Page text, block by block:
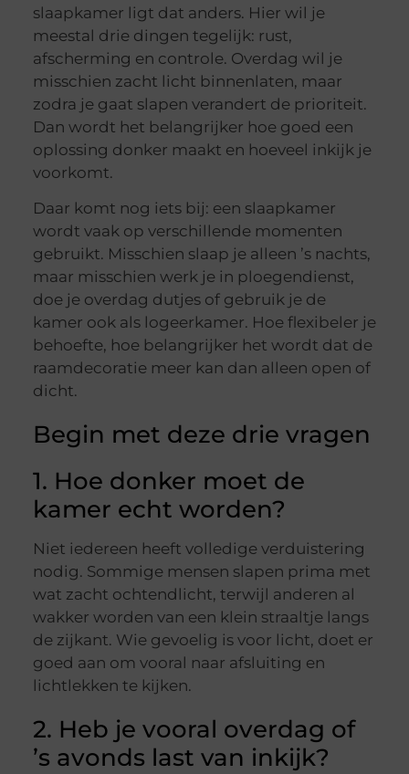
slaapkamer ligt dat anders. Hier wil je
meestal drie dingen tegelijk: rust,
afscherming en controle. Overdag wil je
misschien zacht licht binnenlaten, maar
zodra je gaat slapen verandert de prioriteit.
Dan wordt het belangrijker hoe goed een
oplossing donker maakt en hoeveel inkijk je
voorkomt.
Daar komt nog iets bij: een slaapkamer
wordt vaak op verschillende momenten
gebruikt. Misschien slaap je alleen ’s nachts,
maar misschien werk je in ploegendienst,
doe je overdag dutjes of gebruik je de
kamer ook als logeerkamer. Hoe flexibeler je
behoefte, hoe belangrijker het wordt dat de
raamdecoratie meer kan dan alleen open of
dicht.
Begin met deze drie vragen
1. Hoe donker moet de
kamer echt worden?
Niet iedereen heeft volledige verduistering
nodig. Sommige mensen slapen prima met
wat zacht ochtendlicht, terwijl anderen al
wakker worden van een klein straaltje langs
de zijkant. Wie gevoelig is voor licht, doet er
goed aan om vooral naar afsluiting en
lichtlekken te kijken.
2. Heb je vooral overdag of
’s avonds last van inkijk?